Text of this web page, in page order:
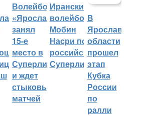
Волейбольный
«Ярославич»
занял
15-е
место в
Суперлиге
и ждет
стыковых
матчей
Иранский
волейболист
Мобин
Насри покинет
российскую
Суперлигу
В
Ярославской
области
прошел
этап
Кубка
России
по
ралли